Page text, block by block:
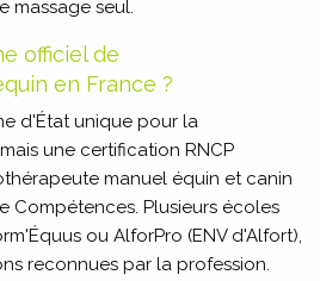
massage seul.
officiel de
en France ?
d'État unique pour la
une certification RNCP
manuel équin et canin
Compétences. Plusieurs écoles
ou AlforPro (ENV d'Alfort),
reconnues par la profession.